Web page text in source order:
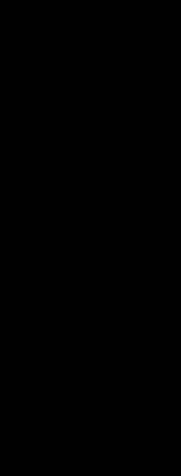
Digital Economy
Systems